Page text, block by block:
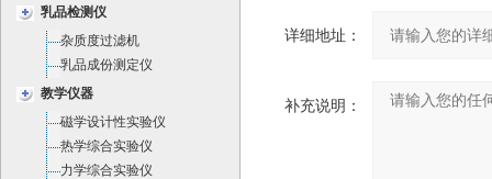
乳品检测仪
杂质度过滤机
乳品成份测定仪
教学仪器
磁学设计性实验仪
热学综合实验仪
力学综合实验仪
详细地址：
补充说明：